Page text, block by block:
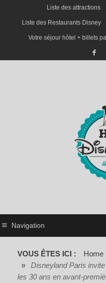
Liste des attractions
Liste des Restaurants Disney
Votre séjour hôtel + billets
Navigation
VOUS ÊTES ICI : Home
»
Disneyland Paris
les 30 ans en avant-